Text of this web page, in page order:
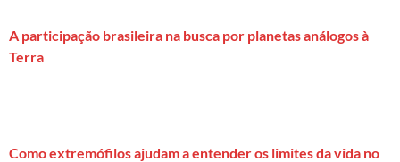
A participação brasileira na busca por planetas análogos à
Terra
Como extremófilos ajudam a entender os limites da vida no